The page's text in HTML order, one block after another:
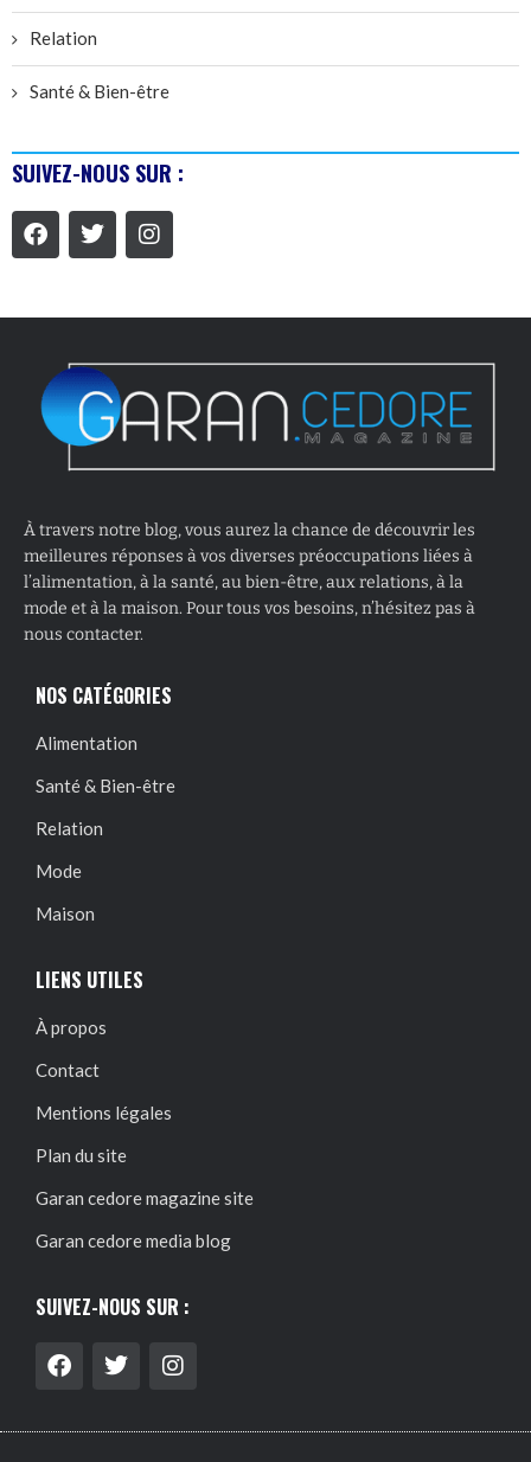
Relation
Santé & Bien-être
SUIVEZ-NOUS SUR :
À travers notre blog, vous aurez la chance de découvrir les
meilleures réponses à vos diverses préoccupations liées à
l’alimentation, à la santé, au bien-être, aux relations, à la
mode et à la maison. Pour tous vos besoins, n’hésitez pas à
nous contacter.
NOS CATÉGORIES
Alimentation
Santé & Bien-être
Relation
Mode
Maison
LIENS UTILES
À propos
Contact
Mentions légales
Plan du site
Garan cedore magazine site
Garan cedore media blog
SUIVEZ-NOUS SUR :